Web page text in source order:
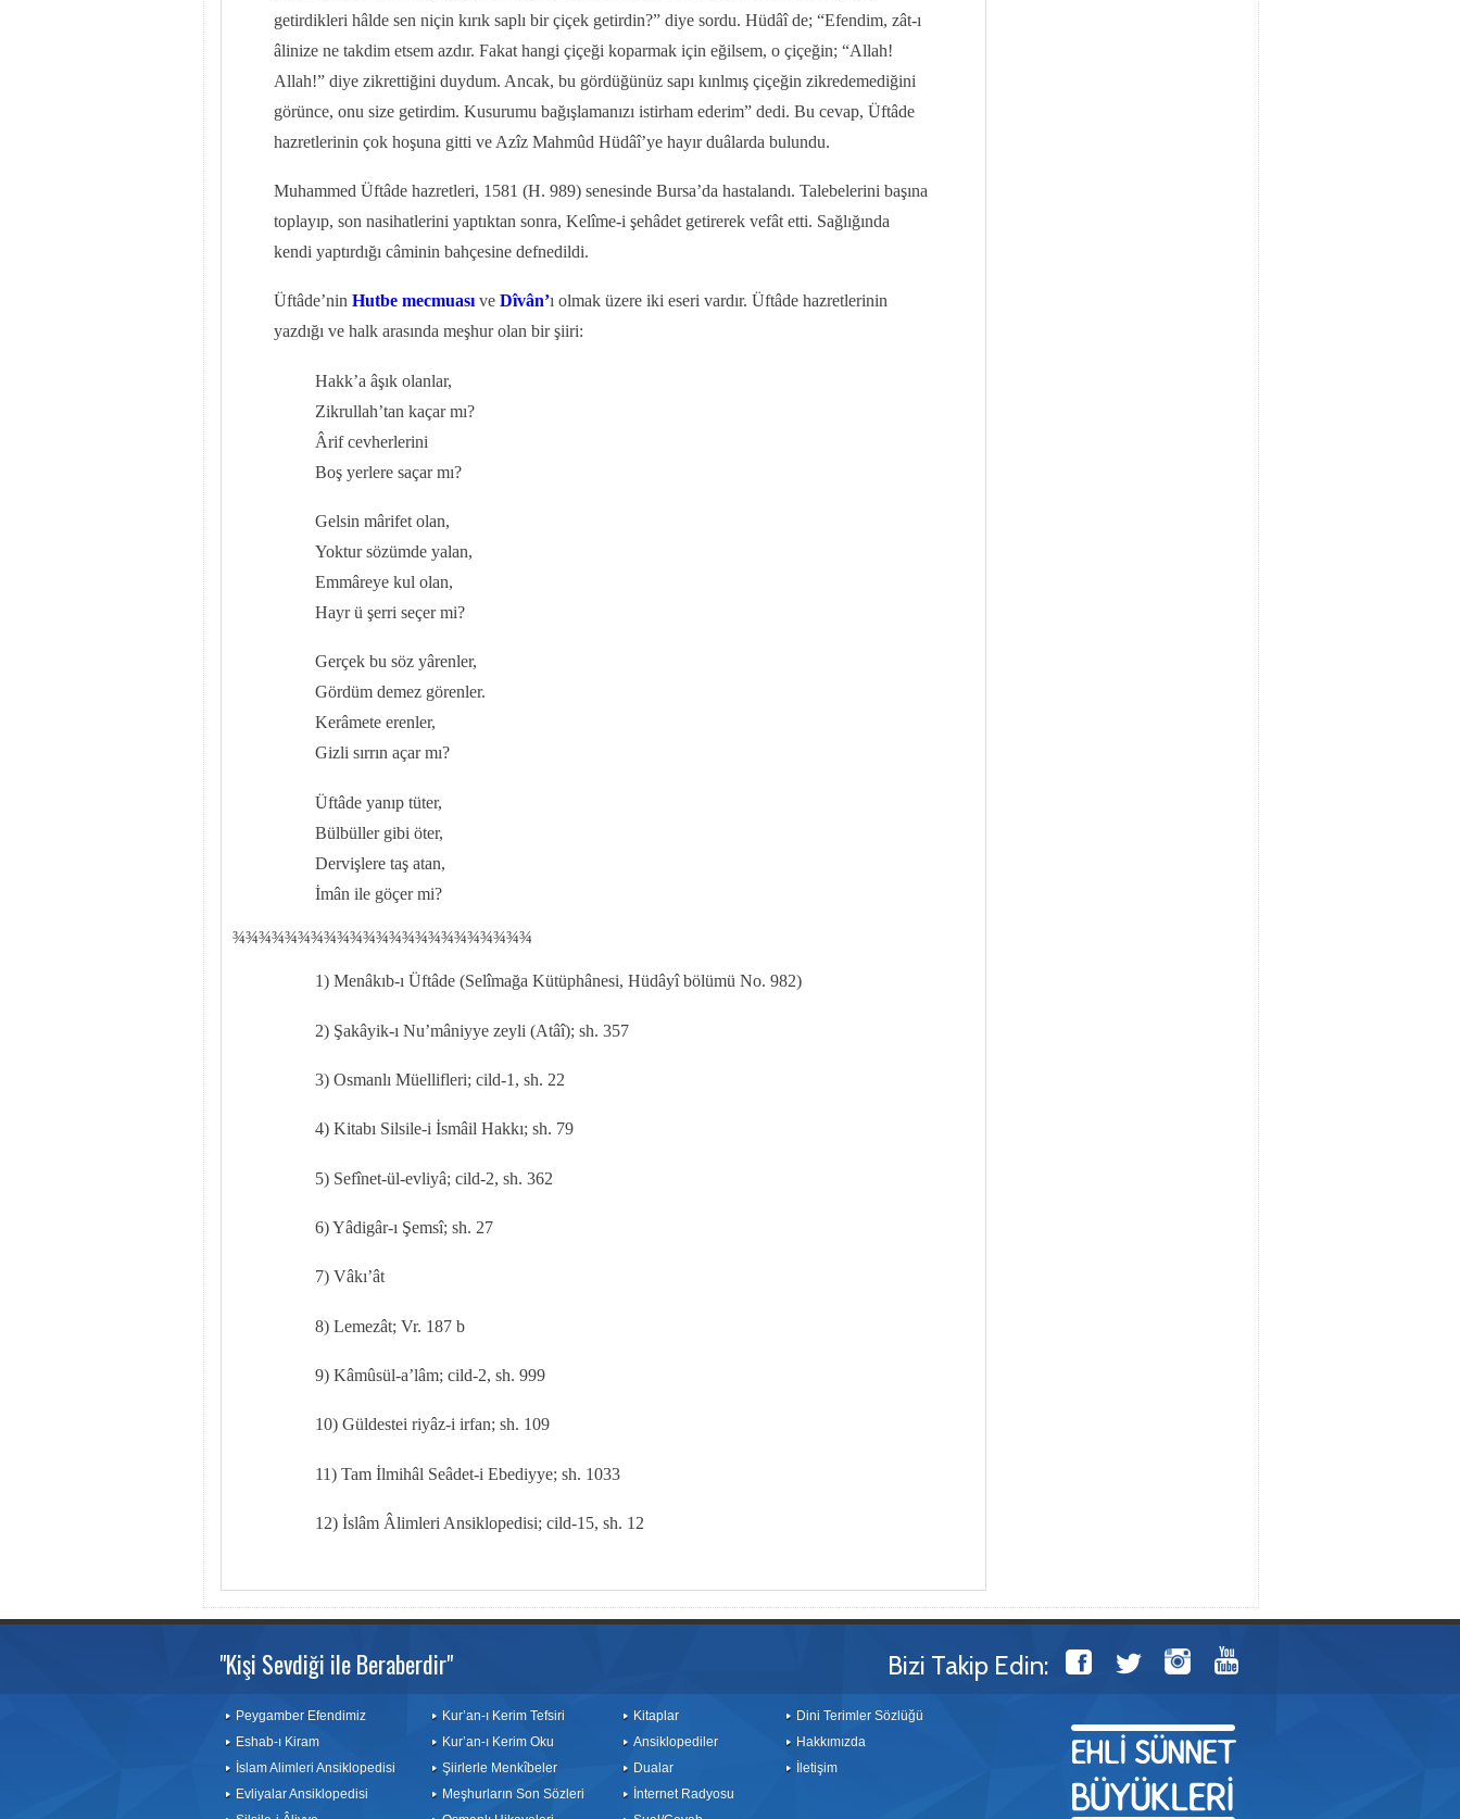
getirdikleri hâlde sen niçin kırık saplı bir çiçek getirdin?” diye sordu. Hüdâî de; “Efendim, zât-ı
âlinize ne takdim etsem azdır. Fakat hangi çiçeği koparmak için eğilsem, o çiçeğin; “Allah!
Allah!” diye zikrettiğini duydum. Ancak, bu gördüğünüz sapı kınlmış çiçeğin zikredemediğini
görünce, onu size getirdim. Kusurumu bağışlamanızı istirham ederim” dedi. Bu cevap, Üftâde
hazretlerinin çok hoşuna gitti ve Azîz Mahmûd Hüdâî’ye hayır duâlarda bulundu.
Muhammed Üftâde hazretleri, 1581 (H. 989) senesinde Bursa’da hastalandı. Talebelerini başına
toplayıp, son nasihatlerini yaptıktan sonra, Kelîme-i şehâdet getirerek vefât etti. Sağlığında
kendi yaptırdığı câminin bahçesine defnedildi.
Üftâde’nin Hutbe mecmuasıve Dîvân’ı olmak üzere iki eseri vardır. Üftâde hazretlerinin
yazdığı ve halk arasında meşhur olan bir şiiri:
Hakk’a âşık olanlar,
Zikrullah’tan kaçar mı?
Ârif cevherlerini
Boş yerlere saçar mı?
Gelsin mârifet olan,
Yoktur sözümde yalan,
Emmâreye kul olan,
Hayr ü şerri seçer mi?
Gerçek bu söz yârenler,
Gördüm demez görenler.
Kerâmete erenler,
Gizli sırrın açar mı?
Üftâde yanıp tüter,
Bülbüller gibi öter,
Dervişlere taş atan,
İmân ile göçer mi?
¾¾¾¾¾¾¾¾¾¾¾¾¾¾¾¾¾¾¾¾¾¾¾
1) Menâkıb-ı Üftâde (Selîmağa Kütüphânesi, Hüdâyî bölümü No. 982)
2) Şakâyik-ı Nu’mâniyye zeyli (Atâî); sh. 357
3) Osmanlı Müellifleri; cild-1, sh. 22
4) Kitabı Silsile-i İsmâil Hakkı; sh. 79
5) Sefînet-ül-evliyâ; cild-2, sh. 362
6) Yâdigâr-ı Şemsî; sh. 27
7) Vâkı’ât
8) Lemezât; Vr. 187 b
9) Kâmûsül-a’lâm; cild-2, sh. 999
10) Güldestei riyâz-i irfan; sh. 109
11) Tam İlmihâl Seâdet-i Ebediyye; sh. 1033
12) İslâm Âlimleri Ansiklopedisi; cild-15, sh. 12
"Kişi Sevdiği ile Beraberdir" Bizi Takip Edin:
Peygamber Efendimiz
Eshab-ı Kiram
İslam Alimleri Ansiklopedisi
Evliyalar Ansiklopedisi
Kur’an-ı Kerim Tefsiri
Kur’an-ı Kerim Oku
Şiirlerle Menkîbeler
Meşhurların Son Sözleri
Kitaplar
Ansiklopediler
Dualar
İnternet Radyosu
Dini Terimler Sözlüğü
Hakkımızda
İletişim